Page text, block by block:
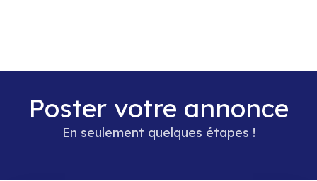
Poster votre annonce
En seulement quelques étapes !